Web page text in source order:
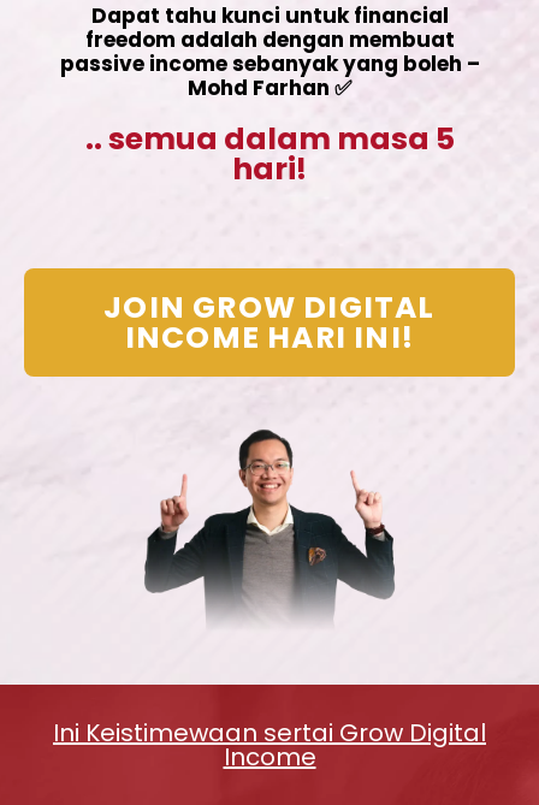
Dapat tahu kunci untuk financial
freedom adalah dengan membuat
passive income sebanyak yang boleh –
Mohd Farhan ✅
.. semua dalam masa 5
hari!
JOIN GROW DIGITAL
INCOME HARI INI!
Ini Keistimewaan sertai Grow Digital
Income